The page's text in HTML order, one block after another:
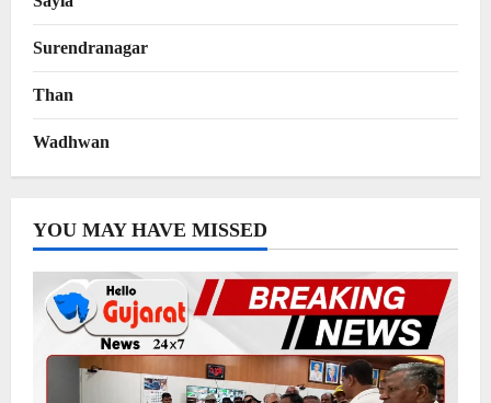
Surendranagar
Than
Wadhwan
YOU MAY HAVE MISSED